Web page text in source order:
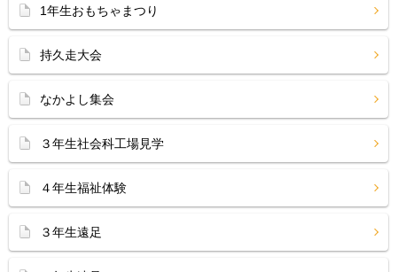
1年生おもちゃまつり
持久走大会
なかよし集会
３年生社会科工場見学
４年生福祉体験
３年生遠足